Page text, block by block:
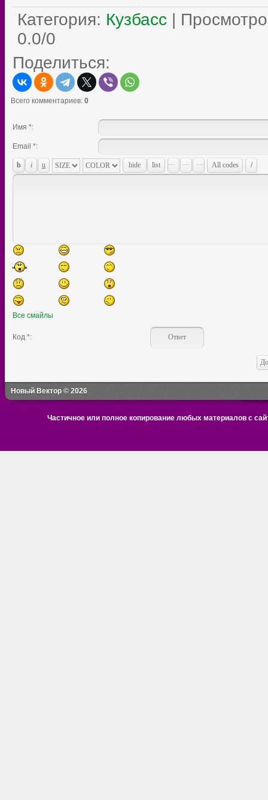
Категория: Кузбасс |
0.0/0
Поделиться:
Всего комментариев: 0
Имя *:
Email *:
Все смайлы
Код *:
Новый Вектор © 2026
Частичное или полное копирование любых материалов с